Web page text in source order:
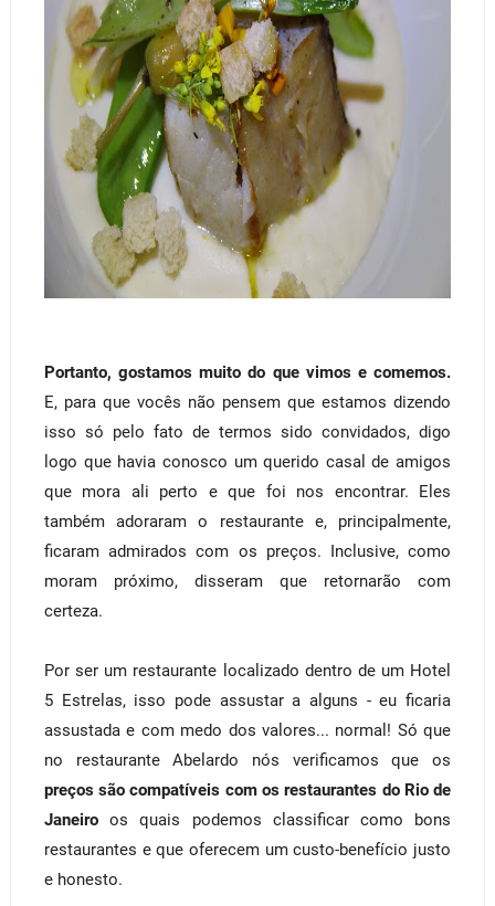
Portanto, gostamos muito do que vimos e comemos.
E, para que vocês não pensem que estamos dizendo
isso só pelo fato de termos sido convidados, digo
logo que havia conosco um querido casal de amigos
que mora ali perto e que foi nos encontrar. Eles
também adoraram o restaurante e, principalmente,
ficaram admirados com os preços. Inclusive, como
moram próximo, disseram que retornarão com
certeza.
Por ser um restaurante localizado dentro de um Hotel
5 Estrelas, isso pode assustar a alguns - eu ficaria
assustada e com medo dos valores... normal! Só que
no restaurante Abelardo nós verificamos que os
preços são compatíveis com os restaurantes do Rio de
Janeiroos quais podemos classificar como bons
restaurantes e que oferecem um custo-benefício justo
e honesto.